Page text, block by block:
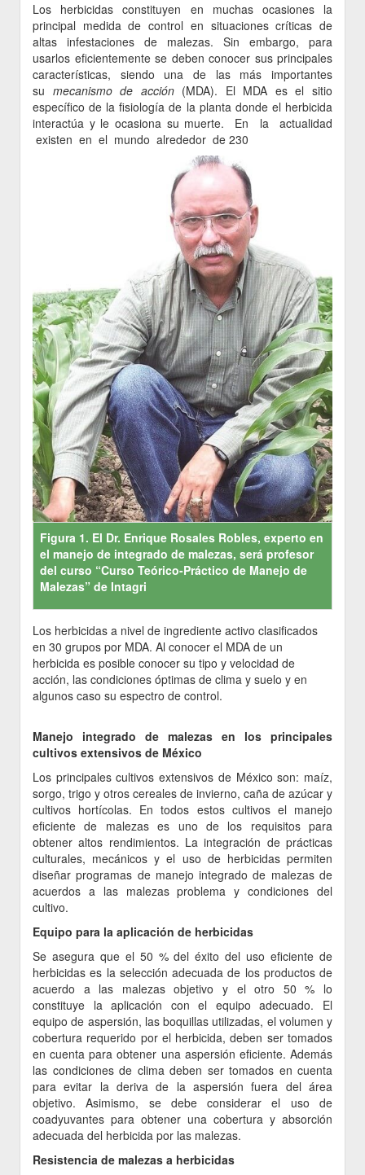
Los herbicidas constituyen en muchas ocasiones la
principal medida de control en situaciones críticas de
altas infestaciones de malezas. Sin embargo, para
usarlos eficientemente se deben conocer sus principales
características, siendo una de las más importantes
su mecanismo de acción(MDA). El MDA es el sitio
específico de la fisiología de la planta donde el herbicida
interactúa y le ocasiona su muerte. En la actualidad
existen en el mundo alrededor de 230
Figura 1. El Dr. Enrique Rosales Robles, experto en
el manejo de integrado de malezas, será profesor
del curso “Curso Teórico-Práctico de Manejo de
Malezas” de Intagri
Los herbicidas a nivel de ingrediente activo clasificados
en 30 grupos por MDA. Al conocer el MDA de un
herbicida es posible conocer su tipo y velocidad de
acción, las condiciones óptimas de clima y suelo y en
algunos caso su espectro de control.
Manejo integrado de malezas en los principales
cultivos extensivos de México
Los principales cultivos extensivos de México son: maíz,
sorgo, trigo y otros cereales de invierno, caña de azúcar y
cultivos hortícolas. En todos estos cultivos el manejo
eficiente de malezas es uno de los requisitos para
obtener altos rendimientos. La integración de prácticas
culturales, mecánicos y el uso de herbicidas permiten
diseñar programas de manejo integrado de malezas de
acuerdos a las malezas problema y condiciones del
cultivo.
Equipo para la aplicación de herbicidas
Se asegura que el 50 % del éxito del uso eficiente de
herbicidas es la selección adecuada de los productos de
acuerdo a las malezas objetivo y el otro 50 % lo
constituye la aplicación con el equipo adecuado. El
equipo de aspersión, las boquillas utilizadas, el volumen y
cobertura requerido por el herbicida, deben ser tomados
en cuenta para obtener una aspersión eficiente. Además
las condiciones de clima deben ser tomados en cuenta
para evitar la deriva de la aspersión fuera del área
objetivo. Asimismo, se debe considerar el uso de
coadyuvantes para obtener una cobertura y absorción
adecuada del herbicida por las malezas.
Resistencia de malezas a herbicidas